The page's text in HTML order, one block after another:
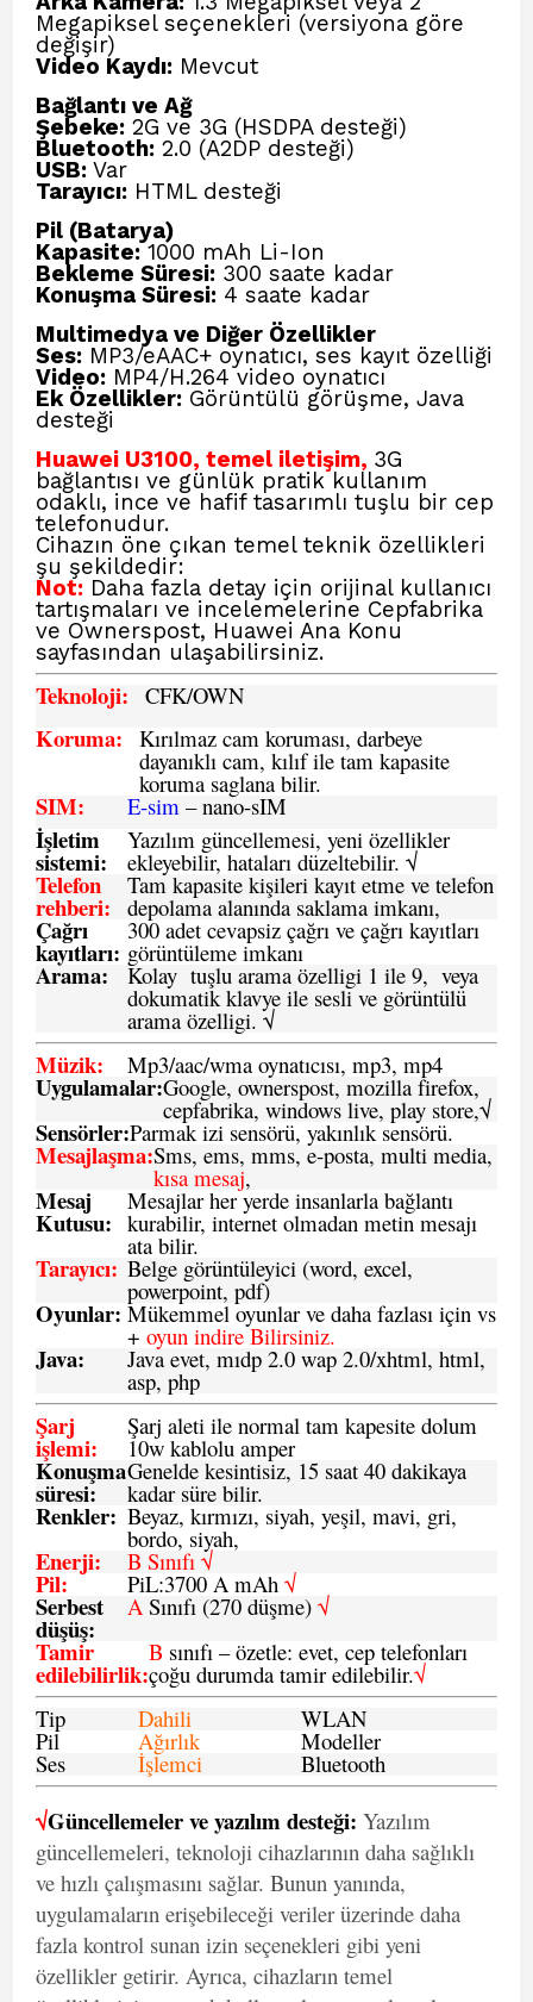
Megapiksel seçenekleri (versiyona göre
değişir)
Video Kaydı: Mevcut
Bağlantı ve Ağ
Şebeke: 2G ve 3G (HSDPA desteği)
Bluetooth: 2.0 (A2DP desteği)
USB: Var
Tarayıcı: HTML desteği
Pil (Batarya)
Kapasite: 1000 mAh Li-Ion
Bekleme Süresi: 300 saate kadar
Konuşma Süresi: 4 saate kadar
Multimedya ve Diğer Özellikler
Ses: MP3/eAAC+ oynatıcı, ses kayıt özelliği
Video: MP4/H.264 video oynatıcı
Ek Özellikler: Görüntülü görüşme, Java
desteği
Huawei U3100, temel iletişim, 3G
bağlantısı ve günlük pratik kullanım
odaklı, ince ve hafif tasarımlı tuşlu bir cep
telefonudur.
Cihazın öne çıkan temel teknik özellikleri
şu şekildedir:
Not: Daha fazla detay için orijinal kullanıcı
tartışmaları ve incelemelerine Cepfabrika
ve Ownerspost, Huawei Ana Konu
sayfasından ulaşabilirsiniz.
Teknoloji: CFK/OWN
Koruma: Kırılmaz cam koruması, darbeye
dayanıklı cam, kılıf ile tam kapasite
koruma saglana bilir.
SIM: E-sim – nano-sIM
İşletim
sistemi:
Yazılım güncellemesi, yeni özellikler
ekleyebilir, hataları düzeltebilir. √
Telefon
rehberi:
Tam kapasite kişileri kayıt etme ve telefon
depolama alanında saklama imkanı,
Çağrı
kayıtları:
300 adet cevapsiz çağrı ve çağrı kayıtları
görüntüleme imkanı
Arama: Kolay tuşlu arama özelligi 1 ile 9, veya
dokumatik klavye ile sesli ve görüntülü
arama özelligi. √
Müzik: Mp3/aac/wma oynatıcısı, mp3, mp4
Uygulamalar:Google, ownerspost, mozilla firefox,
cepfabrika, windows live, play store,√
Sensörler:Parmak izi sensörü, yakınlık sensörü.
Mesajlaşma:Sms, ems, mms, e-posta, multi media,
kısa mesaj,
Mesaj
Kutusu:
Mesajlar her yerde insanlarla bağlantı
kurabilir, internet olmadan metin mesajı
ata bilir.
Tarayıcı: Belge görüntüleyici (word, excel,
powerpoint, pdf)
Oyunlar: Mükemmel oyunlar ve daha fazlası için vs
+ oyun indire Bilirsiniz.
Java: Java evet, mıdp 2.0 wap 2.0/xhtml, html,
asp, php
Şarj
işlemi:
Şarj aleti ile normal tam kapesite dolum
10w kablolu amper
Konuşma
süresi:
Genelde kesintisiz, 15 saat 40 dakikaya
kadar süre bilir.
Renkler: Beyaz, kırmızı, siyah, yeşil, mavi, gri,
bordo, siyah,
Enerji: B Sınıfı √
Pil: PiL:3700 A mAh √
Serbest
düşüş:
ASınıfı (270 düşme) √
Tamir
edilebilirlik:
B sınıfı – özetle: evet, cep telefonları
çoğu durumda tamir edilebilir.√
Tip
Dahili WLAN
Pil Ağırlık Modeller
Ses İşlemci Bluetooth
√Güncellemeler ve yazılım desteği: Yazılım
güncellemeleri, teknoloji cihazlarının daha sağlıklı
ve hızlı çalışmasını sağlar. Bunun yanında,
uygulamaların erişebileceği veriler üzerinde daha
fazla kontrol sunan izin seçenekleri gibi yeni
özellikler getirir. Ayrıca, cihazların temel